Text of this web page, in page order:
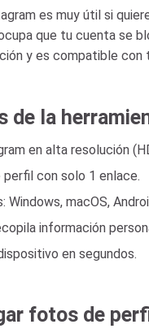
es muy útil si
que tu cuenta se
y es compatible
de la
en alta resolución
con solo 1 enlace.
macOS,
información
en segundos.
fotos de